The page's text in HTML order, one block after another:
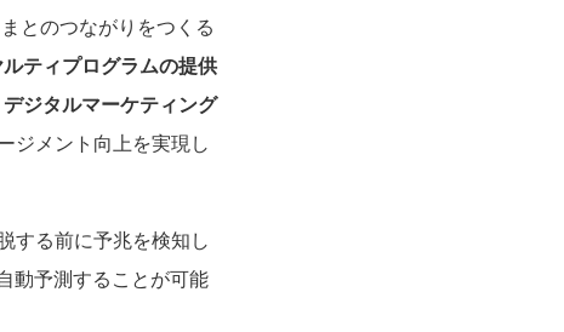
とのつながりをつくる
ルティプログラムの提供
ジタルマーケティング
ジメント向上を実現し
する前に予兆を検知し
動予測することが可能